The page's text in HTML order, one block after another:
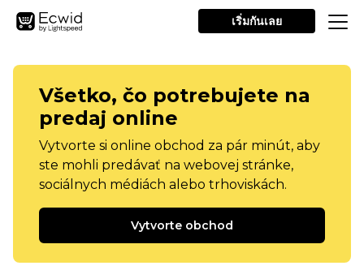
เริ่มกันเลย
Všetko, čo potrebujete na
predaj online
Vytvorte si online obchod za pár minút, aby
ste mohli predávať na webovej stránke,
sociálnych médiách alebo trhoviskách.
Vytvorte obchod